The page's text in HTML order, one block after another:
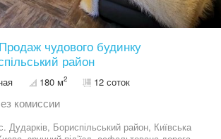
чудового будинку
район
180 м2 12 соток
комиссии
Дударків, Бориспільський район, Київська